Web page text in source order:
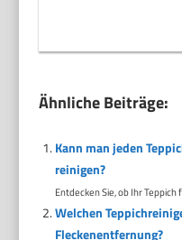
Ähnliche Beiträge:
Kann man jeden
reinigen?
Entdecken Sie, ob Ihr
Welchen
Fleckenentfernung?